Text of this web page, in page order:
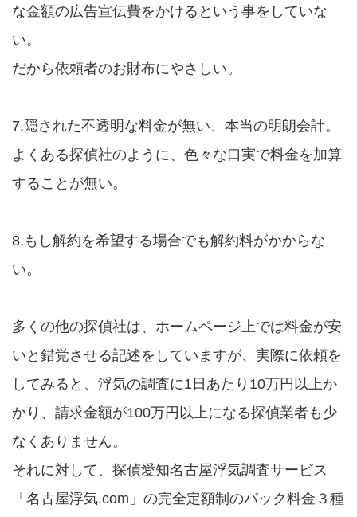
な金額の広告宣伝費をかけるという事をしていな
い。
だから依頼者のお財布にやさしい。
7.隠された不透明な料金が無い、本当の明朗会計。
よくある探偵社のように、色々な口実で料金を加算
することが無い。
8.もし解約を希望する場合でも解約料がかからな
い。
多くの他の探偵社は、ホームページ上では料金が安
いと錯覚させる記述をしていますが、実際に依頼を
してみると、浮気の調査に1日あたり10万円以上か
かり、請求金額が100万円以上になる探偵業者も少
なくありません。
それに対して、探偵愛知名古屋浮気調査サービス
「名古屋浮気.com」の完全定額制のパック料金３種